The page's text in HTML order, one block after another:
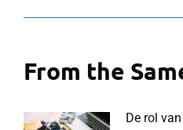
From the
De rol